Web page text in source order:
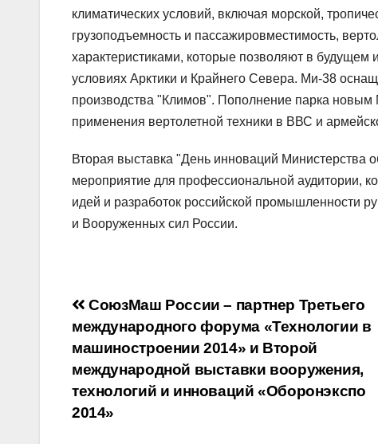
климатических условий, включая морской,
грузоподъемность и пассажировместимость,
характеристиками, которые позволяют в будущем
условиях Арктики и Крайнего Севера. Ми-38
производства "Климов". Пополнение парка
применения вертолетной техники в ВВС и
Вторая выставка "День инноваций Министерства
мероприятие для профессиональной аудитории,
идей и разработок российской промышленности
и Вооруженных сил России.
Навигация
по
записям
СоюзМаш России – партнер Третьего
международного форума «Технологии в
машиностроении 2014» и Второй
международной выставки вооружения,
технологий и инноваций «Оборонэкспо
2014»